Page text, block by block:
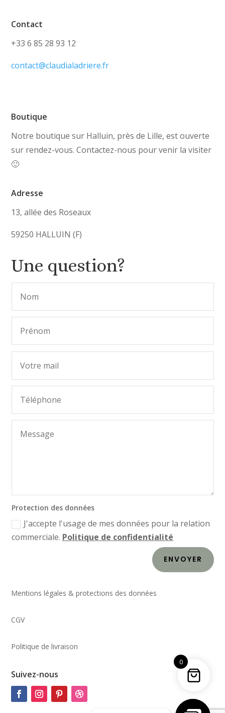
Contact
+33 6 85 28 93 12
contact@claudialadriere.fr
Boutique
Notre boutique sur Halluin, près de Lille, est ouverte
sur rendez-vous. Contactez-nous pour venir la visiter
🙂
Adresse
13, allée des Roseaux
59250 HALLUIN (F)
Une question?
Protection des données
J'accepte l'usage de mes données pour la relation
commerciale. Politique de confidentialité
ENVOYER
Mentions légales & protections des données
CGV
Politique de livraison
Suivez-nous
0